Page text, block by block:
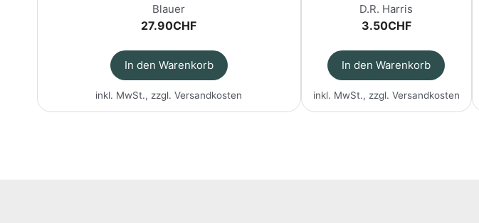
Blauer
27.90CHF
In den Warenkorb
inkl. MwSt., zzgl.Versandkosten
D.R. Harris
3.50CHF
In den Warenkorb
inkl. MwSt., zzgl. Versandkosten